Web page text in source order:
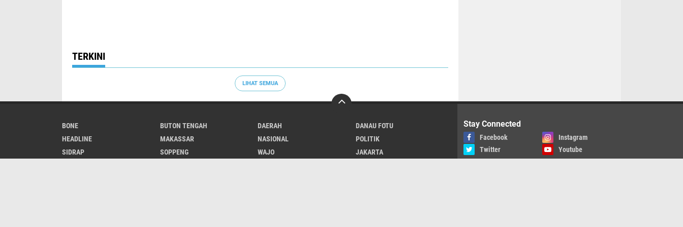
TERKINI
LIHAT SEMUA
BONE BUTON TENGAH DAERAH
DANAU FOTU
HEADLINE
MAKASSAR NASIONAL
POLITIK
SIDRAP
SOPPENG WAJO
JAKARTA
Stay Connected
Facebook
Instagram
Twitter
Youtube